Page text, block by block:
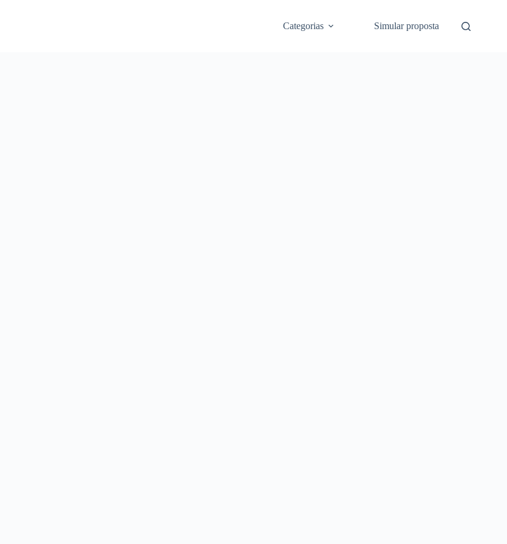
Categorias Simular proposta